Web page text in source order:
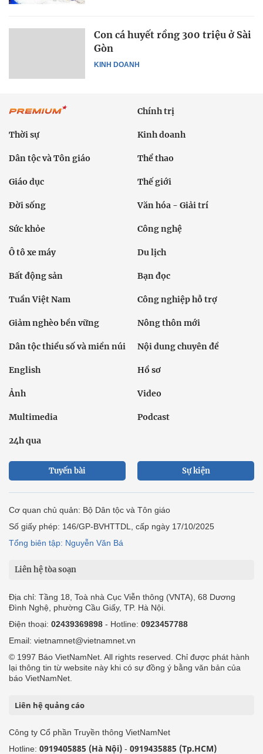
KINH DOANH
Con cá huyết rồng 300 triệu ở Sài
Gòn
Chính trị
Thời sự Kinh doanh
Dân tộc và Tôn giáo Thể thao
Giáo dục Thế giới
Đời sống Văn hóa - Giải trí
Sức khỏe Công nghệ
Ô tô xe máy Du lịch
Bất động sản Bạn đọc
Tuần Việt Nam Công nghiệp hỗ trợ
Giảm nghèo bền vững Nông thôn mới
Dân tộc thiểu số và miền núi Nội dung chuyên đề
English Hồ sơ
Ảnh Video
Multimedia Podcast
24h qua
Tuyến bài Sự kiện
Cơ quan chủ quản: Bộ Dân tộc và Tôn giáo
Số giấy phép: 146/GP-BVHTTDL, cấp ngày 17/10/2025
Tổng biên tập: Nguyễn Văn Bá
Liên hệ tòa soạn
Địa chỉ: Tầng 18, Toà nhà Cục Viễn thông (VNTA), 68 Dương
Đình Nghệ, phường Cầu Giấy, TP. Hà Nội.
Điện thoại: 02439369898 - Hotline: 0923457788
Email: vietnamnet@vietnamnet.vn
© 1997 Báo VietNamNet. All rights reserved. Chỉ được phát hành
lại thông tin từ website này khi có sự đồng ý bằng văn bản của
báo VietNamNet.
Liên hệ quảng cáo
Công ty Cổ phần Truyền thông VietNamNet
Hotline: 0919405885 (Hà Nội) - 0919435885 (Tp.HCM)